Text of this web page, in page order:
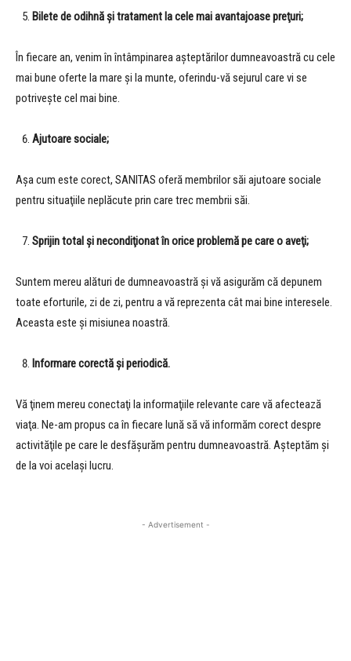
Bilete de odihnă şi tratament la cele mai avantajoase preţuri;
În fiecare an, venim în întâmpinarea aşteptărilor dumneavoastră cu cele
mai bune oferte la mare şi la munte, oferindu-vă sejurul care vi se
potriveşte cel mai bine.
Ajutoare sociale;
Aşa cum este corect, SANITAS oferă membrilor săi ajutoare sociale
pentru situaţiile neplăcute prin care trec membrii săi.
Sprijin total şi necondiţionat în orice problemă pe care o aveţi;
Suntem mereu alături de dumneavoastră şi vă asigurăm că depunem
toate eforturile, zi de zi, pentru a vă reprezenta cât mai bine interesele.
Aceasta este şi misiunea noastră.
Informare corectă şi periodică.
Vă ţinem mereu conectaţi la informaţiile relevante care vă afectează
viaţa. Ne-am propus ca în fiecare lună să vă informăm corect despre
activităţile pe care le desfăşurăm pentru dumneavoastră. Aşteptăm şi
de la voi acelaşi lucru.
- Advertisement -